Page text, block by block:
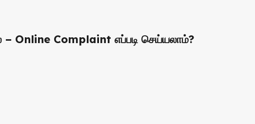
– Online Complaint எப்படி செய்யலாம்?